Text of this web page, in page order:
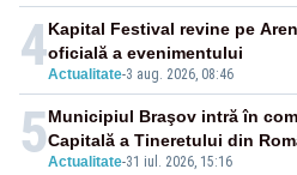
4Actualitate-3 aug. 2026, 08:46
Kapital Festival revine pe
oficială a evenimentului
5Actualitate-31 iul. 2026, 15:16
Municipiul Braşov intră în
Capitală a Tineretului din